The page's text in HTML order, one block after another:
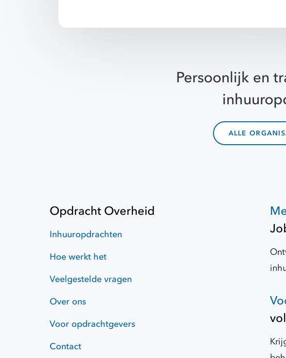
Persoonlijk en
ALLE
Opdracht Overheid
Inhuuropdrachten
Hoe werkt het
Veelgestelde vragen
Over ons
Voor opdrachtgevers
Contact